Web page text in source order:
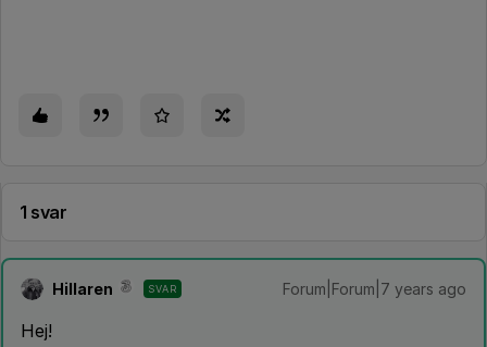
1 svar
Hillaren SVAR Forum|Forum|7 years ago
Hej!